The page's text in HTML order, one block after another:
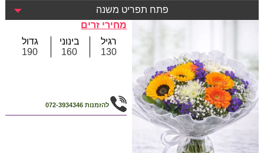
פתח תפריט משנה
מחירי זרים
רגיל
130
בינוני
160
גדול
190
להזמנות 072-3934346